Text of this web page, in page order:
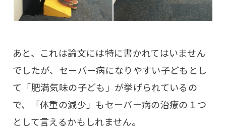
あと、これは論文には特に書かれてはいません
でしたが、セーバー病になりやすい子どもとし
て「肥満気味の子ども」が挙げられているの
で、「体重の減少」もセーバー病の治療の１つ
として言えるかもしれません。